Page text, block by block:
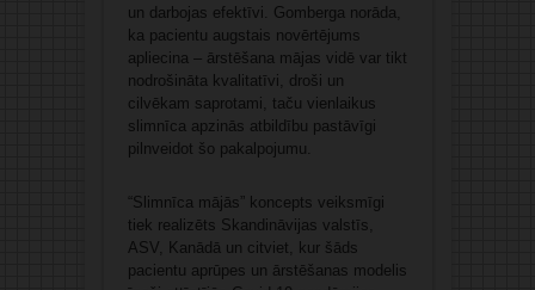
un darbojas efektīvi. Gomberga norāda,
ka pacientu augstais novērtējums
apliecina – ārstēšana mājas vidē var tikt
nodrošināta kvalitatīvi, droši un
cilvēkam saprotami, taču vienlaikus
slimnīca apzinās atbildību pastāvīgi
pilnveidot šo pakalpojumu.
“Slimnīca mājās” koncepts veiksmīgi
tiek realizēts Skandināvijas valstīs,
ASV, Kanādā un citviet, kur šāds
pacientu aprūpes un ārstēšanas modelis